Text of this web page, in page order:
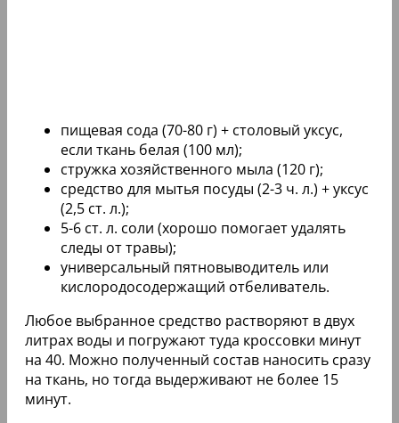
пищевая сода (70-80 г) + столовый уксус,
если ткань белая (100 мл);
стружка хозяйственного мыла (120 г);
средство для мытья посуды (2-3 ч. л.) + уксус
(2,5 ст. л.);
5-6 ст. л. соли (хорошо помогает удалять
следы от травы);
универсальный пятновыводитель или
кислородосодержащий отбеливатель.
Любое выбранное средство растворяют в двух
литрах воды и погружают туда кроссовки минут
на 40. Можно полученный состав наносить сразу
на ткань, но тогда выдерживают не более 15
минут.